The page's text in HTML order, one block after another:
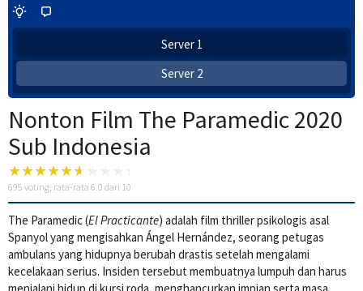
Server 1
Server 2
Nonton Film The Paramedic 2020
Sub Indonesia
695 voting, rata-rata 6.0 dari 10
The Paramedic (El Practicante) adalah film thriller psikologis asal
Spanyol yang mengisahkan Ángel Hernández, seorang petugas
ambulans yang hidupnya berubah drastis setelah mengalami
kecelakaan serius. Insiden tersebut membuatnya lumpuh dan harus